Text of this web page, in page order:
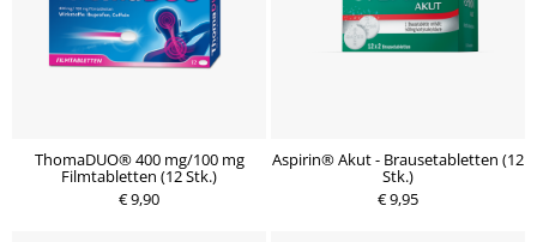
ThomaDUO® 400 mg/100 mg
Filmtabletten (12 Stk.)
€ 9,90
Aspirin® Akut - Brausetabletten (12
Stk.)
€ 9,95